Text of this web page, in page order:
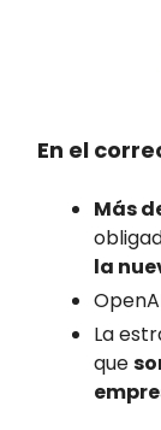
En el
Más
la
La
que